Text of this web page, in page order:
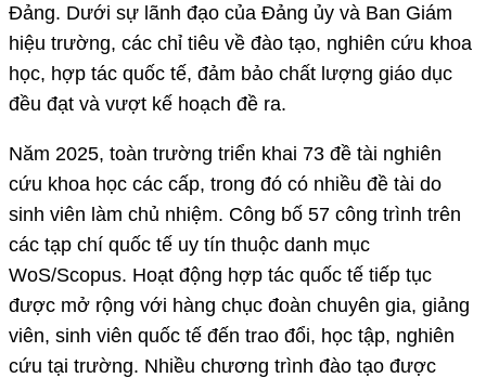
Đảng. Dưới sự lãnh đạo của Đảng ủy và Ban Giám
hiệu trường, các chỉ tiêu về đào tạo, nghiên cứu khoa
học, hợp tác quốc tế, đảm bảo chất lượng giáo dục
đều đạt và vượt kế hoạch đề ra.
Năm 2025, toàn trường triển khai 73 đề tài nghiên
cứu khoa học các cấp, trong đó có nhiều đề tài do
sinh viên làm chủ nhiệm. Công bố 57 công trình trên
các tạp chí quốc tế uy tín thuộc danh mục
WoS/Scopus. Hoạt động hợp tác quốc tế tiếp tục
được mở rộng với hàng chục đoàn chuyên gia, giảng
viên, sinh viên quốc tế đến trao đổi, học tập, nghiên
cứu tại trường. Nhiều chương trình đào tạo được